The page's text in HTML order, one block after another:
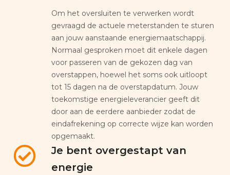
Om het oversluiten te verwerken wordt
gevraagd de actuele meterstanden te sturen
aan jouw aanstaande energiemaatschappij.
Normaal gesproken moet dit enkele dagen
voor passeren van de gekozen dag van
overstappen, hoewel het soms ook uitloopt
tot 15 dagen na de overstapdatum. Jouw
toekomstige energieleverancier geeft dit
door aan de eerdere aanbieder zodat de
eindafrekening op correcte wijze kan worden
opgemaakt.
Je bent overgestapt van
energie